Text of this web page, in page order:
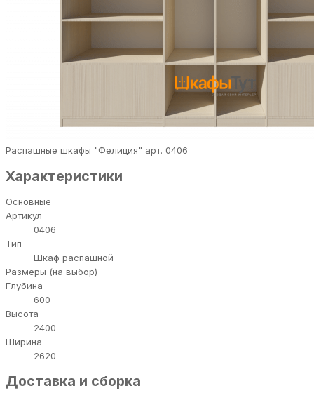
Распашные шкафы "Фелиция" арт. 0406
Характеристики
Основные
Артикул
0406
Тип
Шкаф распашной
Размеры (на выбор)
Глубина
600
Высота
2400
Ширина
2620
Доставка и сборка